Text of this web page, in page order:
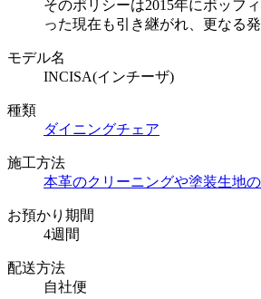
そのポリシーは2015年にボッフ
った現在も引き継がれ、更なる
モデル名
INCISA(インチーザ)
種類
ダイニングチェア
施工方法
本革のクリーニングや塗装生地
お預かり期間
4週間
配送方法
自社便